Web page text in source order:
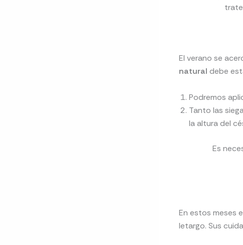
El verano se
natural debe
Podremos
Tanto las
la altura del
Es
En estos meses
letargo. Sus